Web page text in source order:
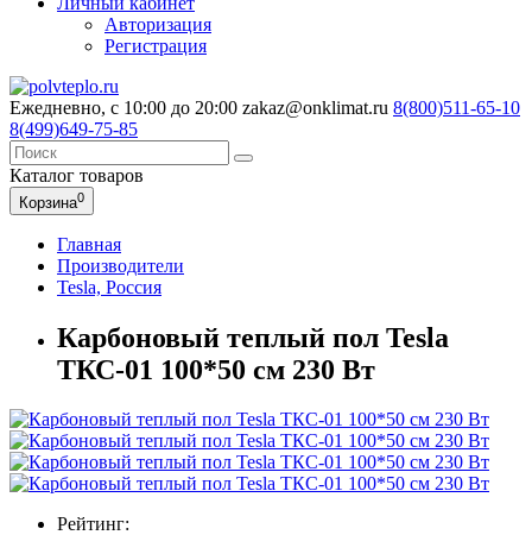
Авторизация
Регистрация
Ежедневно, с 10:00 до 20:00 zakaz@onklimat.ru 8(800)511-65-10
8(499)649-75-85
Каталог товаров
Корзина0
Главная
Производители
Tesla, Россия
Карбоновый теплый пол Tesla
ТКС-01 100*50 см 230 Вт
Рейтинг: